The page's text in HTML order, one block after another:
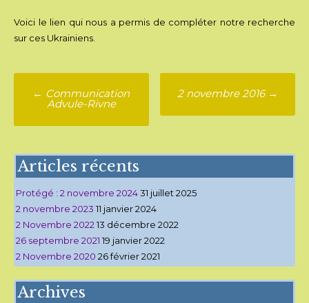
Voici le lien qui nous a permis de compléter notre recherche
sur ces Ukrainiens.
Poste
navigation
← Communication
Advule-Rivne
2 novembre 2016 →
Articles récents
Protégé : 2 novembre 202431 juillet 2025
2 novembre 2023 11 janvier 2024
2 Novembre 2022 13 décembre 2022
26 septembre 2021 19 janvier 2022
2 Novembre 2020 26 février 2021
Archives